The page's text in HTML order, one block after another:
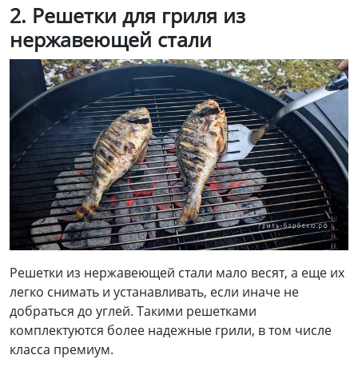
2. Решетки для гриля из
нержавеющей стали
Решетки из нержавеющей стали мало весят, а еще их
легко снимать и устанавливать, если иначе не
добраться до углей. Такими решетками
комплектуются более надежные грили, в том числе
класса премиум.